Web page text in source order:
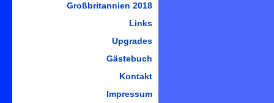
Großbritannien 2018
Links
Upgrades
Gästebuch
Kontakt
Impressum